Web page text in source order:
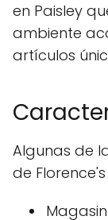
en Paisley
ambiente
artículos
Algunas de
de